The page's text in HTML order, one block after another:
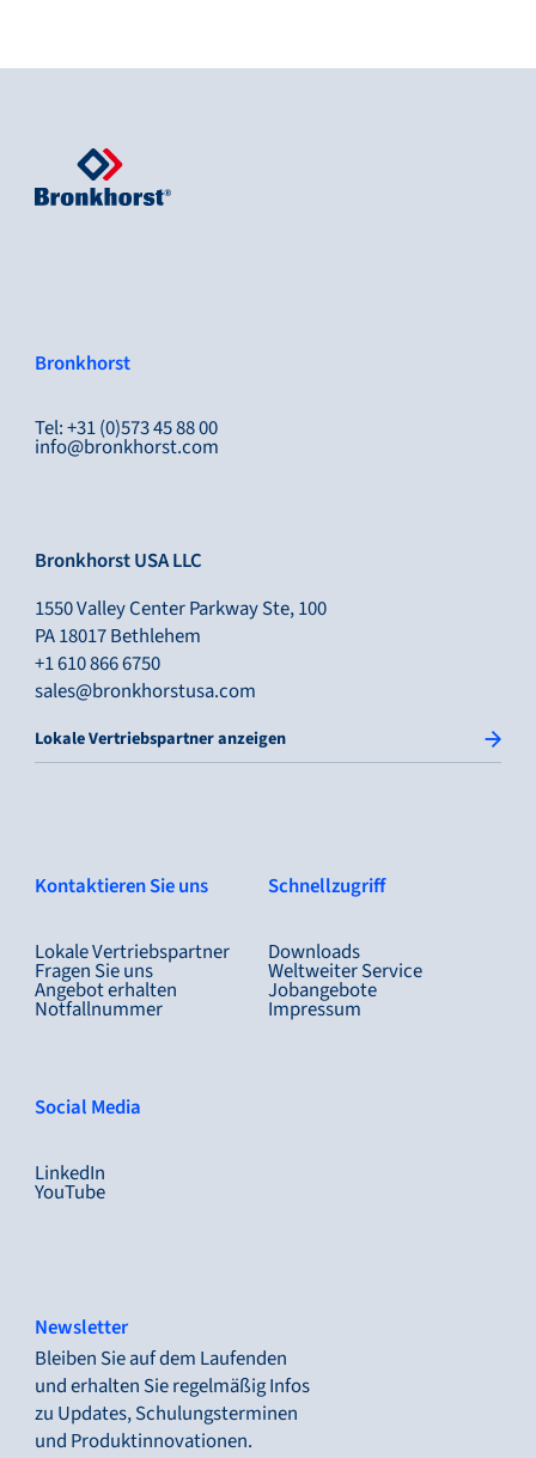
Bronkhorst
Tel: +31 (0)573 45 88 00
info@bronkhorst.com
Bronkhorst USA LLC
1550 Valley Center Parkway Ste, 100
PA 18017 Bethlehem
+1 610 866 6750
sales@bronkhorstusa.com
Lokale Vertriebspartner anzeigen
Kontaktieren Sie uns
Lokale Vertriebspartner
Fragen Sie uns
Angebot erhalten
Notfallnummer
Schnellzugriff
Downloads
Weltweiter Service
Jobangebote
Impressum
Social Media
LinkedIn
YouTube
Newsletter
Bleiben Sie auf dem Laufenden
und erhalten Sie regelmäßig Infos
zu Updates, Schulungsterminen
und Produktinnovationen.